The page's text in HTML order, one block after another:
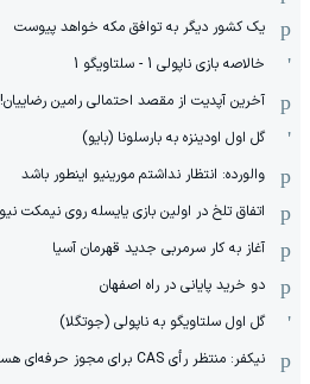
یک کشور دیگر به توافق مکه خواهد پیوست
خالاصه بازی ناپولی 1 - سلتاویگو 1
آخرین آپدیت از مقصد احتمالی رامین رضاییان!
گل اول اودینزه به بارسلونا (بایو)
والورده: انتظار نداشتم مورینیو اینطور باشد
اتفاق تلخ در اولین بازی یایسله روی نیمکت
آغاز به کار سرمربی جدید قهرمان آسیا
دو خرید پایانی در راه اصفهان
گل اول سلتاویگو به ناپولی (جوتگلا)
نیکفر: منتظر رأی CAS برای مجوز حرفه‌ای هستیم